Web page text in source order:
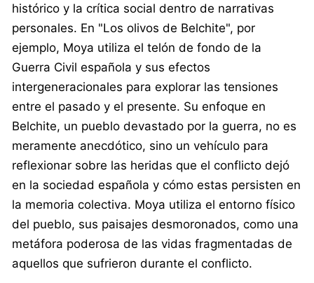
histórico y la crítica social dentro de narrativas
personales. En "Los olivos de Belchite", por
ejemplo, Moya utiliza el telón de fondo de la
Guerra Civil española y sus efectos
intergeneracionales para explorar las tensiones
entre el pasado y el presente. Su enfoque en
Belchite, un pueblo devastado por la guerra, no es
meramente anecdótico, sino un vehículo para
reflexionar sobre las heridas que el conflicto dejó
en la sociedad española y cómo estas persisten en
la memoria colectiva. Moya utiliza el entorno físico
del pueblo, sus paisajes desmoronados, como una
metáfora poderosa de las vidas fragmentadas de
aquellos que sufrieron durante el conflicto.